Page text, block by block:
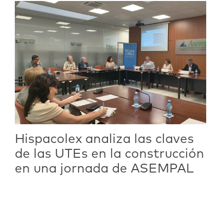
Hispacolex analiza las claves
de las UTEs en la construcción
en una jornada de ASEMPAL